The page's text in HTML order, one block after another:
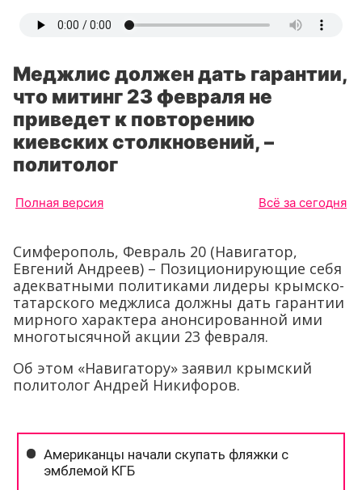
Меджлис должен дать гарантии,
что митинг 23 февраля не
приведет к повторению
киевских столкновений, –
политолог
Полная версия Всё за сегодня
Симферополь, Февраль 20 (Навигатор,
Евгений Андреев) – Позиционирующие себя
адекватными политиками лидеры крымско-
татарского меджлиса должны дать гарантии
мирного характера анонсированной ими
многотысячной акции 23 февраля.
Об этом «Навигатору» заявил крымский
политолог Андрей Никифоров.